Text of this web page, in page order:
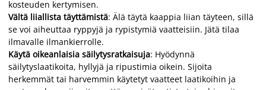
kosteuden kertymisen.
Vältä liiallista täyttämistä: Älä täytä kaappia liian täyteen, sillä
se voi aiheuttaa ryppyjä ja rypistymiä vaatteisiin. Jätä tilaa
ilmavalle ilmankierrolle.
Käytä oikeanlaisia säilytysratkaisuja: Hyödynnä
säilytyslaatikoita, hyllyjä ja ripustimia oikein. Sijoita
herkemmät tai harvemmin käytetyt vaatteet laatikoihin ja